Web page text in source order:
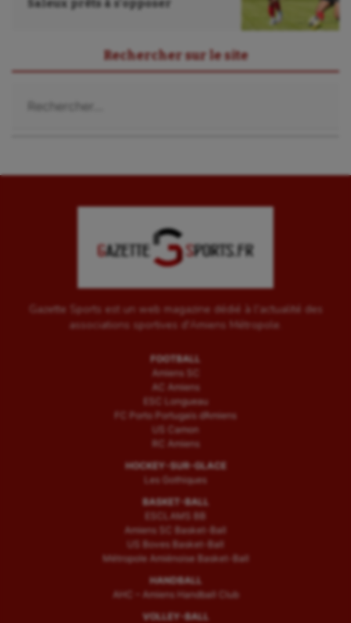
Wakeboard
Saleux prêts à s’opposer
Rechercher sur le site
Gazette Sports est un web magazine dédié à l'actualité des
associations sportives d'Amiens Métropole.
FOOTBALL
Amiens SC
AC Amiens
ESC Longueau
FC Porto Portugais d’Amiens
US Camon
RC Amiens
HOCKEY-SUR-GLACE
Les Gothiques
BASKET-BALL
ESCLAMS BB
Amiens SC Basket-Ball
US Boves Basket-Ball
Métropole Amiénoise Basket-Ball
HANDBALL
AHC – Amiens Handball Club
VOLLEY-BALL